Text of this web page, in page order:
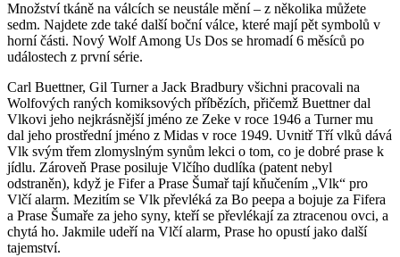
Množství tkáně na válcích se neustále mění – z několika můžete
sedm. Najdete zde také další boční válce, které mají pět symbolů v
horní části. Nový Wolf Among Us Dos se hromadí 6 měsíců po
událostech z první série.
Carl Buettner, Gil Turner a Jack Bradbury všichni pracovali na
Wolfových raných komiksových příbězích, přičemž Buettner dal
Vlkovi jeho nejkrásnější jméno ze Zeke v roce 1946 a Turner mu
dal jeho prostřední jméno z Midas v roce 1949. Uvnitř Tří vlků dává
Vlk svým třem zlomyslným synům lekci o tom, co je dobré prase k
jídlu. Zároveň Prase posiluje Vlčího dudlíka (patent nebyl
odstraněn), když je Fifer a Prase Šumař tají kňučením „Vlk“ pro
Vlčí alarm. Mezitím se Vlk převléká za Bo peepa a bojuje za Fifera
a Prase Šumaře za jeho syny, kteří se převlékají za ztracenou ovci, a
chytá ho. Jakmile udeří na Vlčí alarm, Prase ho opustí jako další
tajemství.